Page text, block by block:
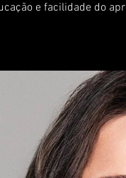
e facilidade do